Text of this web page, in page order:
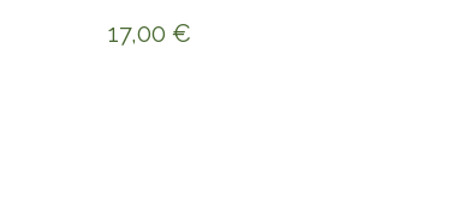
17,00€